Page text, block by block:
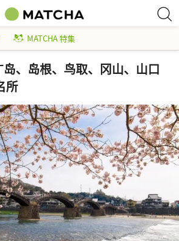
MATCHA 特集
岛、岛根、鸟取、冈山、山口
所